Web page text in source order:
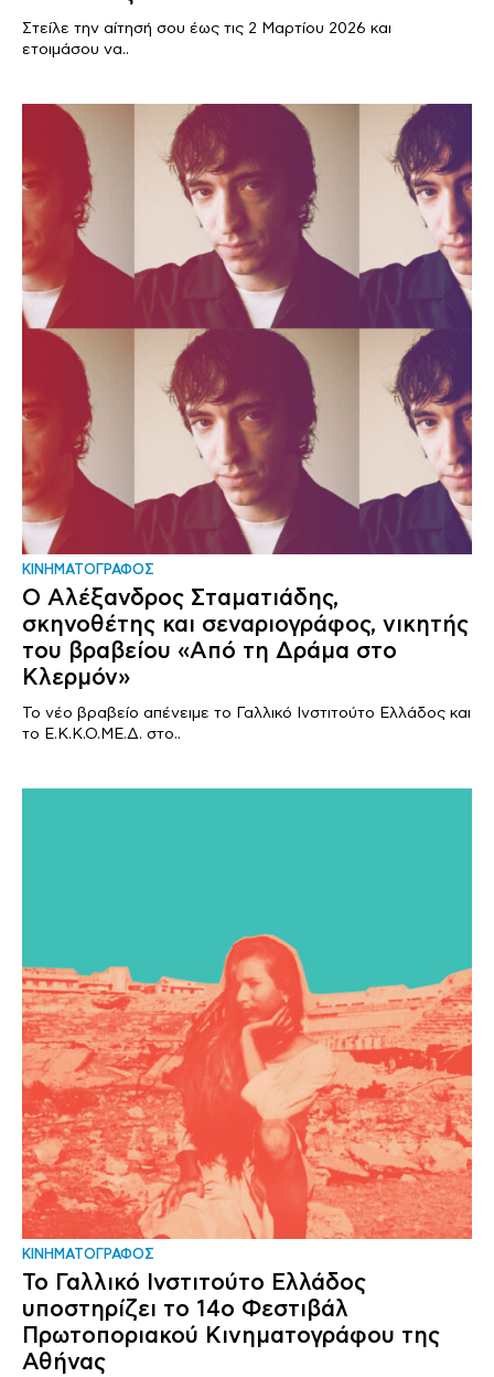
Στείλε την αίτησή σου έως τις 2 Μαρτίου 2026 και
ετοιμάσου να..
ΚΙΝΗΜΑΤΟΓΡΑΦΟΣ
Ο Αλέξανδρος Σταματιάδης,
σκηνοθέτης και σεναριογράφος, νικητής
του βραβείου «Από τη Δράμα στο
Κλερμόν»
To νέο βραβείο απένειμε το Γαλλικό Ινστιτούτο Ελλάδος και
το Ε.Κ.Κ.Ο.ΜΕ.Δ. στο..
ΚΙΝΗΜΑΤΟΓΡΑΦΟΣ
Το Γαλλικό Ινστιτούτο Ελλάδος
υποστηρίζει το 14ο Φεστιβάλ
Πρωτοποριακού Κινηματογράφου της
Αθήνας